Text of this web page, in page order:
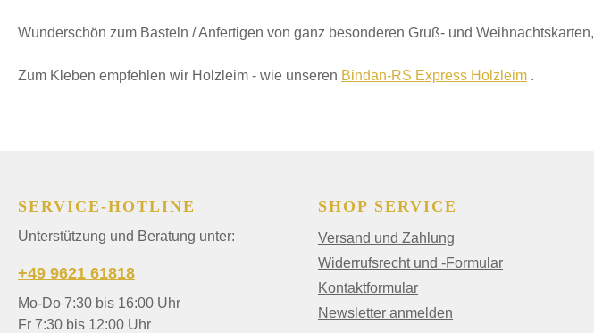
Wunderschön zum Basteln / Anfertigen von ganz besonderen Gruß- und
Zum Kleben empfehlen wir Holzleim - wie unseren Bindan-RS Express Holzleim .
SERVICE-HOTLINE
Unterstützung und Beratung unter:
+49 9621 61818
Mo-Do 7:30 bis 16:00 Uhr
Fr 7:30 bis 12:00 Uhr
SHOP SERVICE
Versand und Zahlung
Widerrufsrecht und -Formular
Kontaktformular
Newsletter anmelden